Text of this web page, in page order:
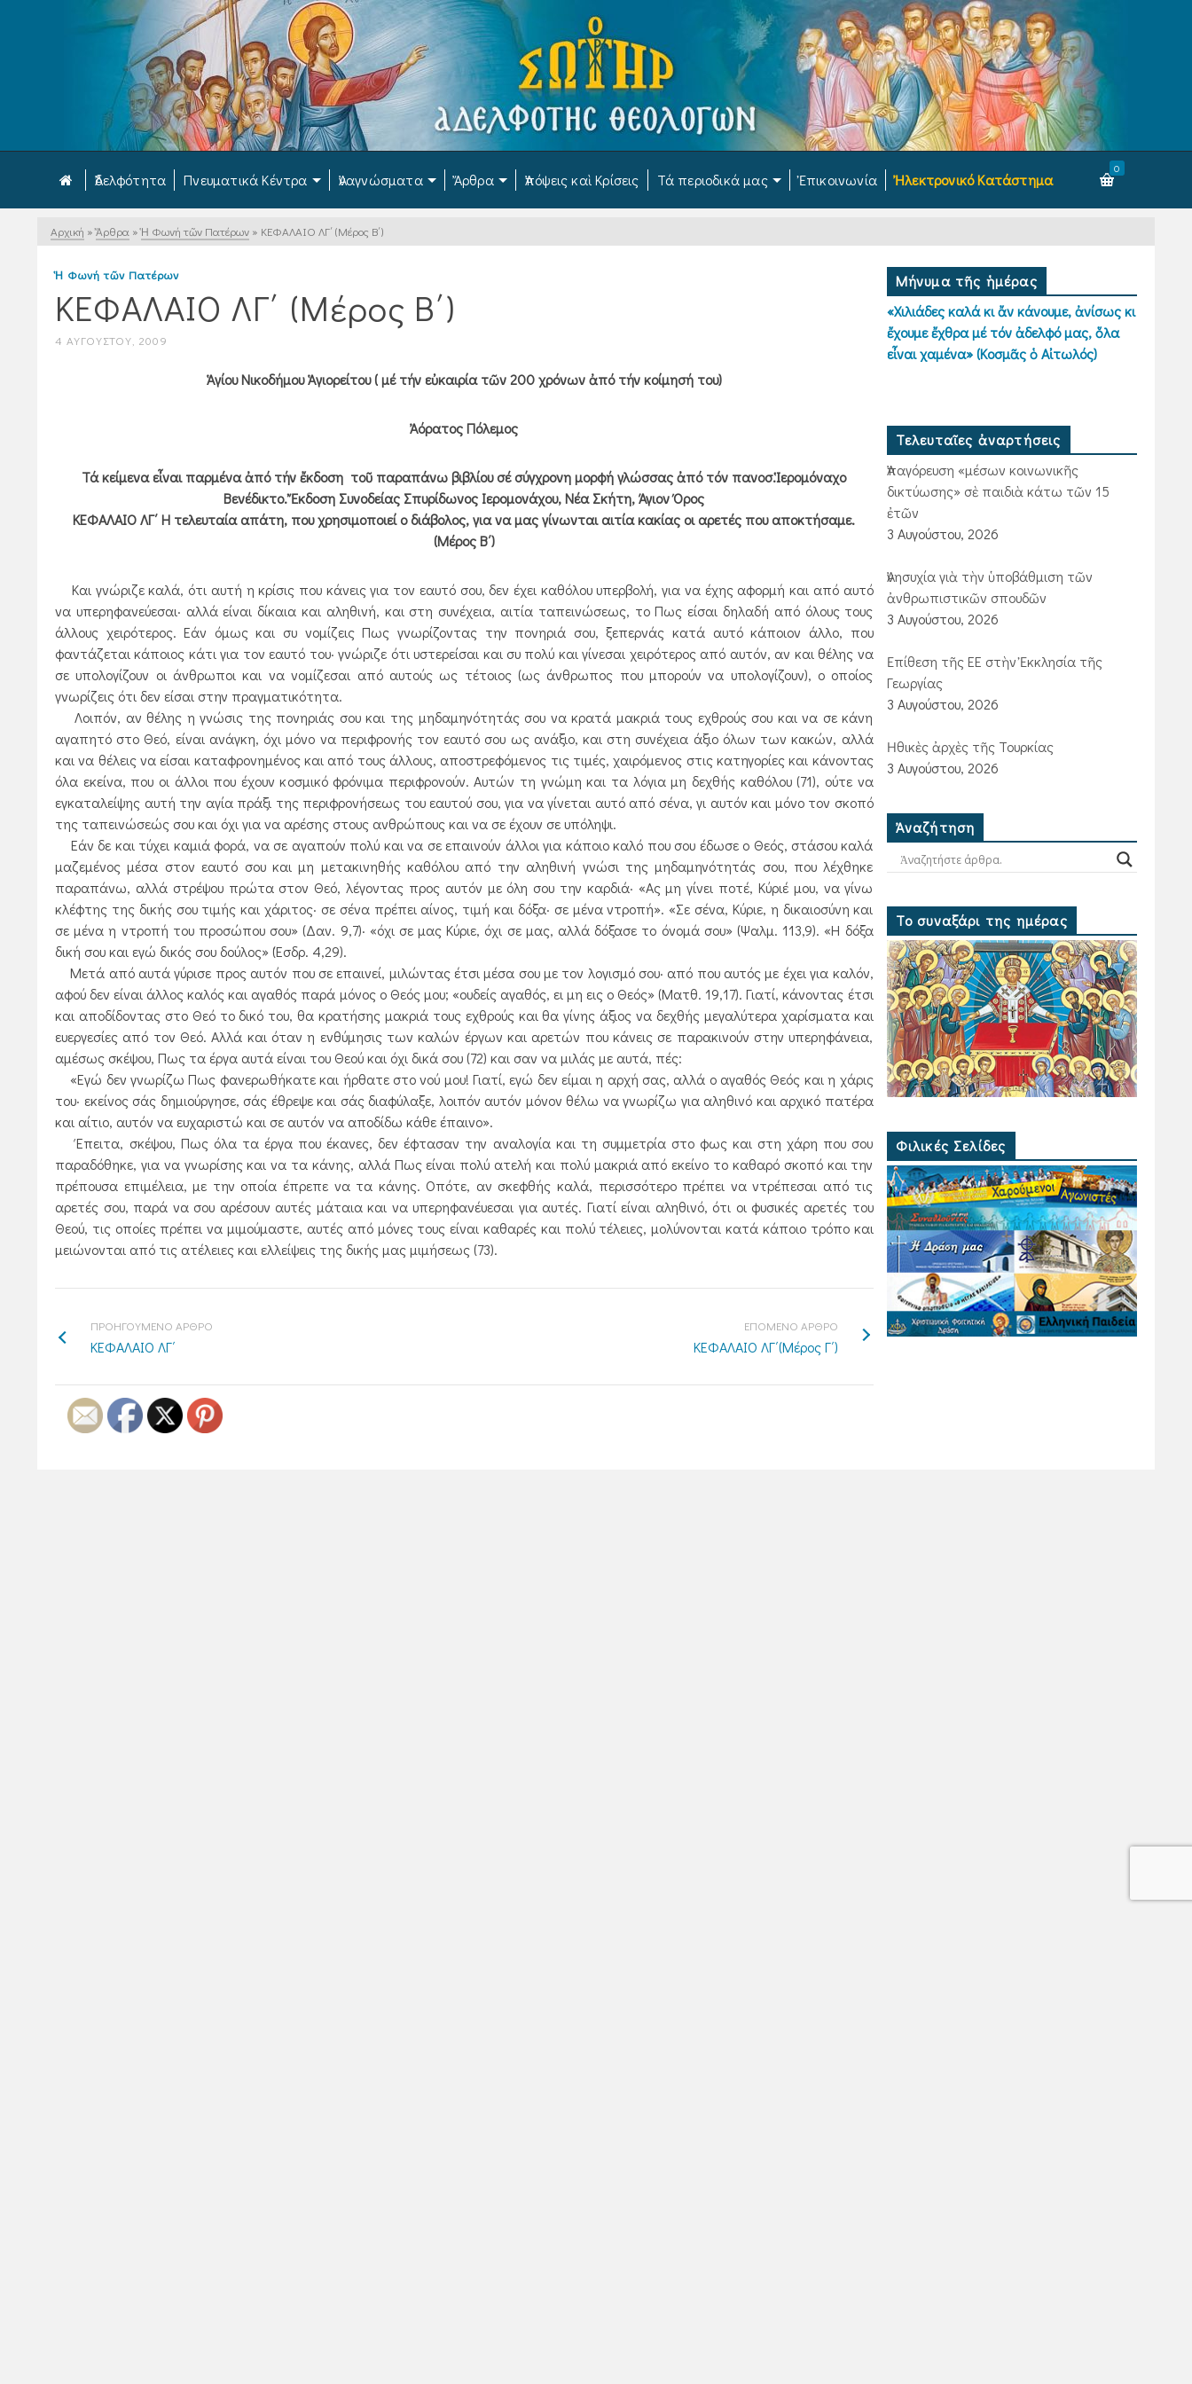
Ἀδελφότητα Πνευματικά Κέντρα Ἀναγνώσματα Ἄρθρα Ἀπόψεις καὶ Κρίσεις Τά περιοδικά μας Ἐπικοινωνία Ἠλεκτρονικό Κατάστημα
0
Αρχική » Ἄρθρα » Ἡ Φωνή τῶν Πατέρων » ΚΕΦΑΛΑΙΟ ΛΓ΄ (Μέρος Β΄)
Ἡ Φωνή τῶν Πατέρων
ΚΕΦΑΛΑΙΟ ΛΓ΄ (Μέρος Β΄)
4 ΑΥΓΟΎΣΤΟΥ, 2009
Ἁγίου Νικοδήμου Ἁγιορείτου ( μέ τήν εὐκαιρία τῶν 200 χρόνων ἀπό τήν κοίμησή του)
Ἀόρατος Πόλεμος
Τά κείμενα εἶναι παρμένα ἀπό τήν ἔκδοση τοῦ παραπάνω βιβλίου σέ σύγχρονη μορφή γλώσσας ἀπό τόν πανοσ.Ἱερομόναχο
Βενέδικτο. Ἔκδοση Συνοδείας Σπυρίδωνος Ιερομονάχου, Νέα Σκήτη, Άγιον Όρος
ΚΕΦΑΛΑΙΟ ΛΓ΄ Η τελευταία απάτη, που χρησιμοποιεί ο διάβολος, για να μας γίνωνται αιτία κακίας οι αρετές που αποκτήσαμε.
(Μέρος Β΄)
Και γνώριζε καλά, ότι αυτή η κρίσις που κάνεις για τον εαυτό σου, δεν έχει καθόλου υπερβολή, για να έχης αφορμή και από αυτό
να υπερηφανεύεσαι· αλλά είναι δίκαια και αληθινή, και στη συνέχεια, αιτία ταπεινώσεως, το Πως είσαι δηλαδή από όλους τους
άλλους χειρότερος. Εάν όμως και συ νομίζεις Πως γνωρίζοντας την πονηριά σου, ξεπερνάς κατά αυτό κάποιον άλλο, που
φαντάζεται κάποιος κάτι για τον εαυτό του· γνώριζε ότι υστερείσαι και συ πολύ και γίνεσαι χειρότερος από αυτόν, αν και θέλης να
σε υπολογίζουν οι άνθρωποι και να νομίζεσαι από αυτούς ως τέτοιος (ως άνθρωπος που μπορούν να υπολογίζουν), ο οποίος
γνωρίζεις ότι δεν είσαι στην πραγματικότητα.
Λοιπόν, αν θέλης η γνώσις της πονηριάς σου και της μηδαμηνότητάς σου να κρατά μακριά τους εχθρούς σου και να σε κάνη
αγαπητό στο Θεό, είναι ανάγκη, όχι μόνο να περιφρονής τον εαυτό σου ως ανάξιο, και στη συνέχεια άξιο όλων των κακών, αλλά
και να θέλεις να είσαι καταφρονημένος και από τους άλλους, αποστρεφόμενος τις τιμές, χαιρόμενος στις κατηγορίες και κάνοντας
όλα εκείνα, που οι άλλοι που έχουν κοσμικό φρόνιμα περιφρονούν. Αυτών τη γνώμη και τα λόγια μη δεχθής καθόλου (71), ούτε να
εγκαταλείψης αυτή την αγία πράξι της περιφρονήσεως του εαυτού σου, για να γίνεται αυτό από σένα, γι αυτόν και μόνο τον σκοπό
της ταπεινώσεώς σου και όχι για να αρέσης στους ανθρώπους και να σε έχουν σε υπόληψι.
Εάν δε και τύχει καμιά φορά, να σε αγαπούν πολύ και να σε επαινούν άλλοι για κάποιο καλό που σου έδωσε ο Θεός, στάσου καλά
μαζεμένος μέσα στον εαυτό σου και μη μετακινηθής καθόλου από την αληθινή γνώσι της μηδαμηνότητάς σου, που λέχθηκε
παραπάνω, αλλά στρέψου πρώτα στον Θεό, λέγοντας προς αυτόν με όλη σου την καρδιά· «Ας μη γίνει ποτέ, Κύριέ μου, να γίνω
κλέφτης της δικής σου τιμής και χάριτος· σε σένα πρέπει αίνος, τιμή και δόξα· σε μένα ντροπή». «Σε σένα, Κύριε, η δικαιοσύνη και
σε μένα η ντροπή του προσώπου σου» (Δαν. 9,7)· «όχι σε μας Κύριε, όχι σε μας, αλλά δόξασε το όνομά σου» (Ψαλμ. 113,9). «Η δόξα
δική σου και εγώ δικός σου δούλος» (Έσδρ. 4,29).
Μετά από αυτά γύρισε προς αυτόν που σε επαινεί, μιλώντας έτσι μέσα σου με τον λογισμό σου· από που αυτός με έχει για καλόν,
αφού δεν είναι άλλος καλός και αγαθός παρά μόνος ο Θεός μου; «ουδείς αγαθός, ει μη εις ο Θεός» (Ματθ. 19,17). Γιατί, κάνοντας έτσι
και αποδίδοντας στο Θεό το δικό του, θα κρατήσης μακριά τους εχθρούς και θα γίνης άξιος να δεχθής μεγαλύτερα χαρίσματα και
ευεργεσίες από τον Θεό. Αλλά και όταν η ενθύμησις των καλών έργων και αρετών που κάνεις σε παρακινούν στην υπερηφάνεια,
αμέσως σκέψου, Πως τα έργα αυτά είναι του Θεού και όχι δικά σου (72) και σαν να μιλάς με αυτά, πές:
«Εγώ δεν γνωρίζω Πως φανερωθήκατε και ήρθατε στο νού μου! Γιατί, εγώ δεν είμαι η αρχή σας, αλλά ο αγαθός Θεός και η χάρις
του· εκείνος σάς δημιούργησε, σάς έθρεψε και σάς διαφύλαξε, λοιπόν αυτόν μόνον θέλω να γνωρίζω για αληθινό και αρχικό πατέρα
και αίτιο, αυτόν να ευχαριστώ και σε αυτόν να αποδίδω κάθε έπαινο».
Έπειτα, σκέψου, Πως όλα τα έργα που έκανες, δεν έφτασαν την αναλογία και τη συμμετρία στο φως και στη χάρη που σου
παραδόθηκε, για να γνωρίσης και να τα κάνης, αλλά Πως είναι πολύ ατελή και πολύ μακριά από εκείνο το καθαρό σκοπό και την
πρέπουσα επιμέλεια, με την οποία έπρεπε να τα κάνης. Οπότε, αν σκεφθής καλά, περισσότερο πρέπει να ντρέπεσαι από τις
αρετές σου, παρά να σου αρέσουν αυτές μάταια και να υπερηφανέυεσαι για αυτές. Γιατί είναι αληθινό, ότι οι φυσικές αρετές του
Θεού, τις οποίες πρέπει να μιμούμαστε, αυτές από μόνες τους είναι καθαρές και πολύ τέλειες, μολύνονται κατά κάποιο τρόπο και
μειώνονται από τις ατέλειες και ελλείψεις της δικής μας μιμήσεως (73).
ΠΡΟΗΓΟΥΜΕΝΟ ΑΡΘΡΟ
ΚΕΦΑΛΑΙΟ ΛΓ΄
ΕΠΟΜΕΝΟ ΑΡΘΡΟ
ΚΕΦΑΛΑΙΟ ΛΓ΄(Μέρος Γ΄)
Μήνυμα τῆς ἡμέρας
«Χιλιάδες καλά κι ἄν κάνουμε, ἀνίσως κι
ἔχουμε ἔχθρα μέ τόν ἀδελφό μας, ὅλα
εἶναι χαμένα» (Κοσμᾶς ὁ Αἰτωλός)
Τελευταῖες ἀναρτήσεις
Ἀπαγόρευση «μέσων κοινωνικῆς
δικτύωσης» σὲ παιδιὰ κάτω τῶν 15
ἐτῶν
3 Αυγούστου, 2026
Ἀνησυχία γιὰ τὴν ὑποβάθμιση τῶν
ἀνθρωπιστικῶν σπουδῶν
3 Αυγούστου, 2026
Ἐπίθεση τῆς ΕΕ στὴν Ἐκκλησία τῆς
Γεωργίας
3 Αυγούστου, 2026
Ἠθικὲς ἀρχὲς τῆς Τουρκίας
3 Αυγούστου, 2026
Ἀναζήτηση
Το συναξάρι της ημέρας
Φιλικές Σελίδες